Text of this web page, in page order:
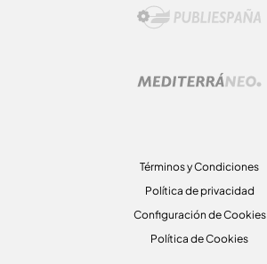
Términos y Condiciones
Política de privacidad
Configuración de Cookies
Política de Cookies